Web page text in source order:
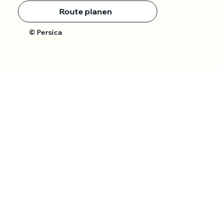
Route planen
© Persica